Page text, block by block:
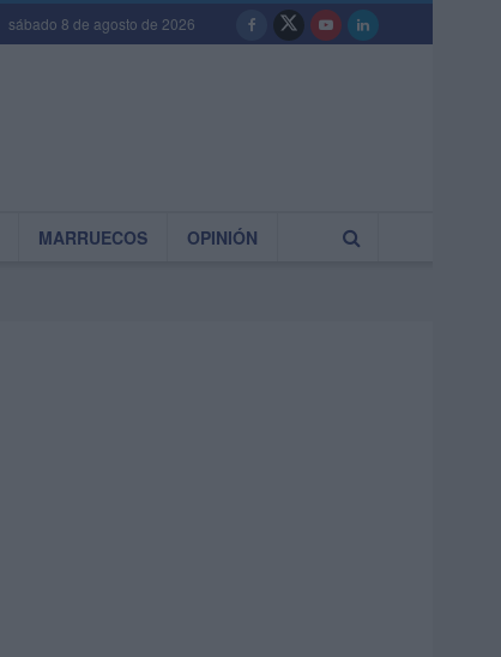
sábado 8 de agosto de 2026
MARRUECOS OPINIÓN